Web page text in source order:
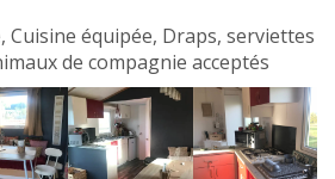
Cuisine équipée, Draps, serviettes
de compagnie acceptés